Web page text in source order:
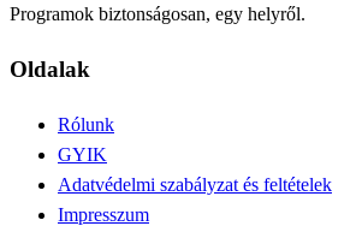
Programok biztonságosan, egy helyről.
Oldalak
Rólunk
GYIK
Adatvédelmi szabályzat és feltételek
Impresszum